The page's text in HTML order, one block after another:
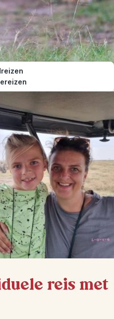
reis met